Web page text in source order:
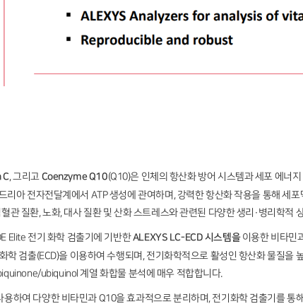
C , 그리고 Coenzyme Q10(Q10)은 인체의 항산화 방어 시스템과 세포 에너
아 전자전달계에서 ATP 생성에 관여하며, 강력한 항산화 작용을 통해 세
관 질환, 노화, 대사 질환 및 산화 스트레스와 관련된 다양한 생리·병리학적
Elite 전기 화학 검출기에 기반한ALEXYS LC-ECD 시스템을이용한 비타민
학 검출(ECD)을 이용하여 수행되며, 전기화학적으로 활성인 항산화 물질을
ubiquinol 계열 화합물 분석에 매우 적합합니다.
용하여 다양한 비타민과 Q10을 효과적으로 분리하며, 전기화학 검출기를 통